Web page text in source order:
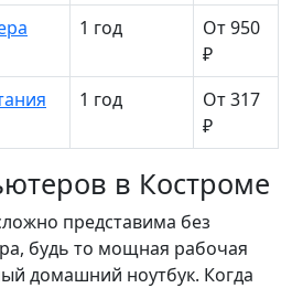
1 год
От 950
₽
1 год
От 317
₽
в Костроме
представима без
будь то мощная рабочая
домашний ноутбук. Когда